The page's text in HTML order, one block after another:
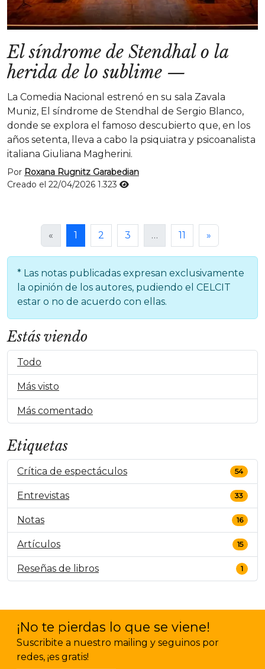
El síndrome de Stendhal o la
herida de lo sublime —
La Comedia Nacional estrenó en su sala Zavala
Muniz, El síndrome de Stendhal de Sergio Blanco,
donde se explora el famoso descubierto que, en los
años setenta, lleva a cabo la psiquiatra y psicoanalista
italiana Giuliana Magherini.
Por Roxana Rugnitz Garabedian
Creado el 22/04/2026 1.323
« 1 2 3 … 11 »
* Las notas publicadas expresan exclusivamente
la opinión de los autores, pudiendo el CELCIT
estar o no de acuerdo con ellas.
Estás viendo
Todo
Más visto
Más comentado
Etiquetas
Crítica de espectáculos 54
Entrevistas 33
Notas 16
Artículos 15
Reseñas de libros 1
¡No te pierdas lo que se viene!
Suscribite a nuestro mailing y seguinos por
redes, ¡es gratis!